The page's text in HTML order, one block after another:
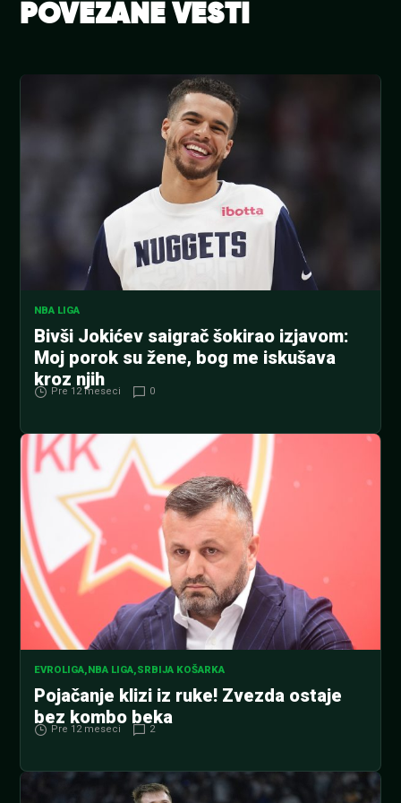
POVEZANE VESTI
NBA LIGA
Bivši Jokićev saigrač šokirao izjavom:
Moj porok su žene, bog me iskušava
kroz njih
Pre 12 meseci 0
EVROLIGA,NBA LIGA,SRBIJA KOŠARKA
Pojačanje klizi iz ruke! Zvezda ostaje
bez kombo beka
Pre 12 meseci 2